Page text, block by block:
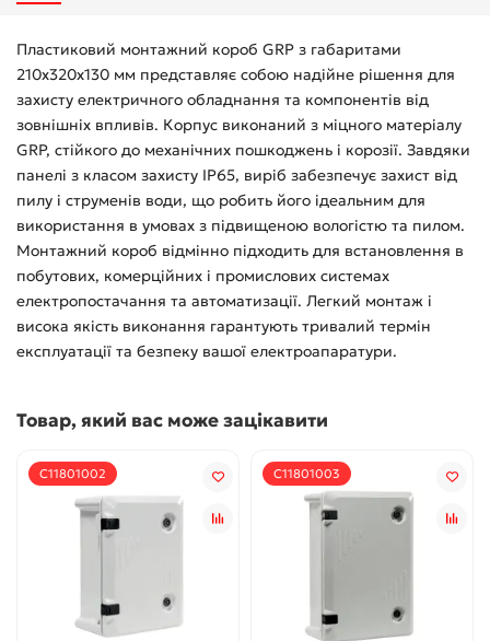
Пластиковий монтажний короб GRP з габаритами
210х320х130 мм представляє собою надійне рішення для
захисту електричного обладнання та компонентів від
зовнішніх впливів. Корпус виконаний з міцного матеріалу
GRP, стійкого до механічних пошкоджень і корозії. Завдяки
панелі з класом захисту IP65, виріб забезпечує захист від
пилу і струменів води, що робить його ідеальним для
використання в умовах з підвищеною вологістю та пилом.
Монтажний короб відмінно підходить для встановлення в
побутових, комерційних і промислових системах
електропостачання та автоматизації. Легкий монтаж і
висока якість виконання гарантують тривалий термін
експлуатації та безпеку вашої електроапаратури.
Товар, який вас може зацікавити
С11801002 С11801003